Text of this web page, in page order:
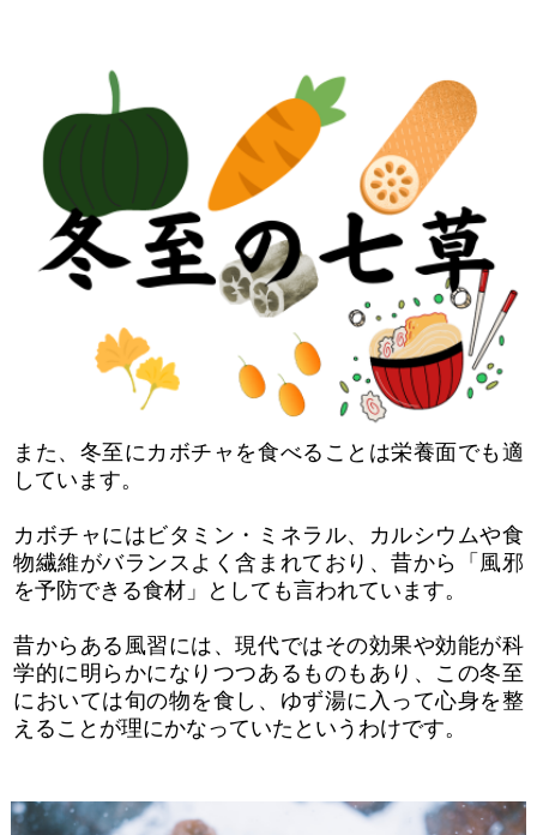
また、冬至にカボチャを食べることは栄養面でも適
しています。
カボチャにはビタミン・ミネラル、カルシウムや食
物繊維がバランスよく含まれており、昔から「風邪
を予防できる食材」としても言われています。
昔からある風習には、現代ではその効果や効能が科
学的に明らかになりつつあるものもあり、この冬至
においては旬の物を食し、ゆず湯に入って心身を整
えることが理にかなっていたというわけです。